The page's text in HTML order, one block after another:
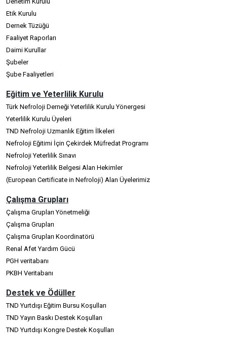
Etik Kurulu
Dernek Tüzüğü
Faaliyet Raporları
Daimi Kurullar
Şubeler
Şube Faaliyetleri
Eğitim ve Yeterlilik Kurulu
Türk Nefroloji Derneği Yeterlilik Kurulu Yönergesi
Yeterlilik Kurulu Üyeleri
TND Nefroloji Uzmanlık Eğitim İlkeleri
Nefroloji Eğitimi İçin Çekirdek Müfredat Programı
Nefroloji Yeterlilik Sınavı
Nefroloji Yeterlilik Belgesi Alan Hekimler
(European Certificate in Nefroloji) Alan Üyelerimiz
Çalışma Grupları
Çalışma Grupları Yönetmeliği
Çalışma Grupları
Çalışma Grupları Koordinatörü
Renal Afet Yardım Gücü
PGH veritabanı
PKBH Veritabanı
Destek ve Ödüller
TND Yurtdışı Eğitim Bursu Koşulları
TND Yayın Baskı Destek Koşulları
TND Yurtdışı Kongre Destek Koşulları